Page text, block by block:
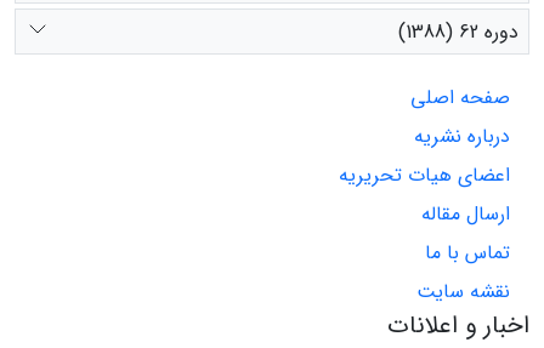
دوره 62 (1388)
صفحه اصلی
درباره نشریه
اعضای هیات تحریریه
ارسال مقاله
تماس با ما
نقشه سایت
اخبار و اعلانات